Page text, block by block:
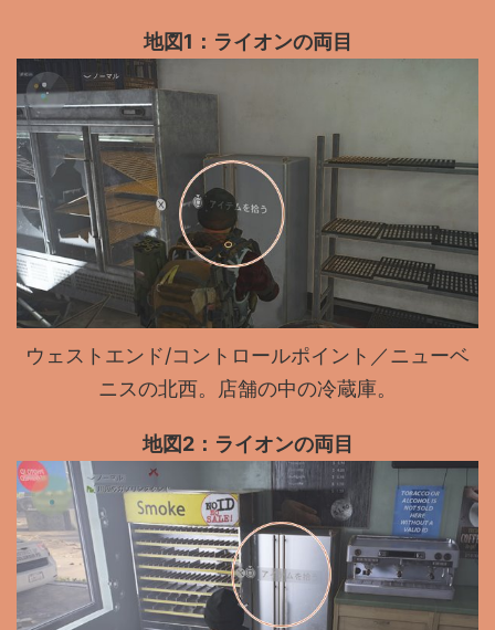
地図1：ライオンの両目
ウェストエンド/コントロールポイント／ニューベ
ニスの北西。店舗の中の冷蔵庫。
地図2：ライオンの両目